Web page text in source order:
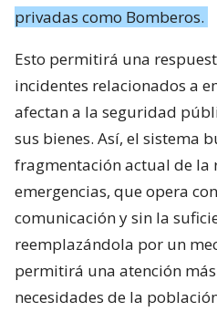
privadas como Bomberos.
Esto permitirá una
incidentes relacionados a
afectan a la seguridad
sus bienes. Así, el sistema
fragmentación actual de la
emergencias, que opera
comunicación y sin la
reemplazándola por un
permitirá una atención
necesidades de la